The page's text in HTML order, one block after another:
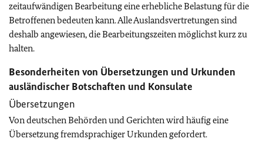
zeitaufwändigen Bearbeitung eine erhebliche Belastung für die
Betroffenen bedeuten kann. Alle Auslandsvertretungen sind
deshalb angewiesen, die Bearbeitungszeiten möglichst kurz zu
halten.
Besonderheiten von Übersetzungen und Urkunden
ausländischer Botschaften und Konsulate
Übersetzungen
Von deutschen Behörden und Gerichten wird häufig eine
Übersetzung fremdsprachiger Urkunden gefordert.